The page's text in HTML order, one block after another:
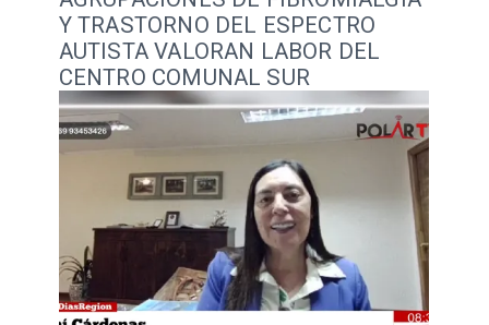
Y TRASTORNO DEL ESPECTRO
AUTISTA VALORAN LABOR DEL
CENTRO COMUNAL SUR